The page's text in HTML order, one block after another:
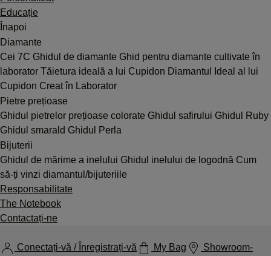
Educație
Înapoi
Diamante
Cei 7C Ghidul de diamante Ghid pentru diamante cultivate în
laborator Tăietura ideală a lui Cupidon Diamantul Ideal al lui
Cupidon Creat în Laborator
Pietre prețioase
Ghidul pietrelor prețioase colorate Ghidul safirului Ghidul Ruby
Ghidul smarald Ghidul Perla
Bijuterii
Ghidul de mărime a inelului Ghidul inelului de logodnă Cum
să-ți vinzi diamantul/bijuteriile
Responsabilitate
The Notebook
Contactați-ne
Conectați-vă / Înregistrați-vă My Bag
Showroom-